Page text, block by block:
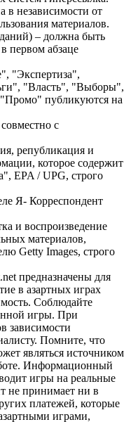
в независимости от
материалов.
– должна быть
первом абзаце
"Экспертиза",
"Власть", "Выборы",
публикуются на
с
републикация и
которое содержит
EPA / UPG, строго
Я- Корреспондент
и воспроизведение
материалов,
Getty Images, строго
предназначены для
в азартных играх
Соблюдайте
игры. При
зависимости
Помните, что
являться источником
Информационный
игры на реальные
не принимает ни в
платежей, которые
играми,